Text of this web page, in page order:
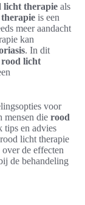
licht therapie als
is een
meer aandacht
kan
. In dit
rood licht
voor
mensen die rood
tips en advies
licht therapie
de effecten
de behandeling